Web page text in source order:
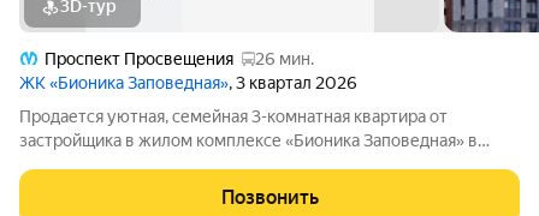
3D-тур
Проспект Просвещения
26 мин.
ЖК «Бионика Заповедная», 3 квартал 2026
Продается уютная, семейная 3-комнатная квартира от
застройщика в жилом комплексе «Бионика Заповедная» в
на транспорте всего за 11 минут. Мастер-спальня с
Позвонить